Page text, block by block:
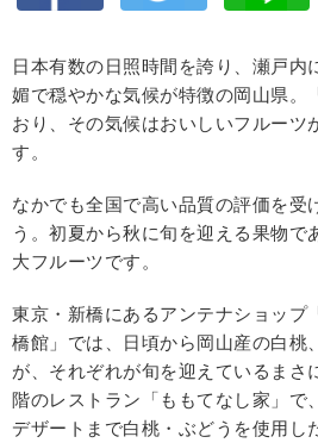
日本有数の日照時間を誇り、瀬戸内
媚で穏やかな気候が特徴の岡山県。
おり、その気候はおいしいフルーツ
す。
なかでも全国で高い品質の評価を受
う。初夏から秋に旬を迎える果物で
大フルーツです。
東京・新橋にあるアンテナショップ
橋館」では、日頃から岡山産の白桃
が、それぞれが旬を迎えているまさ
階のレストラン「ももてなし家」で
デザートまで白桃・ぶどうを使用し